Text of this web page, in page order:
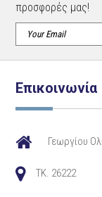
προσφορές μας!
Επικοινωνία
Γεωργίου
TK. 26222